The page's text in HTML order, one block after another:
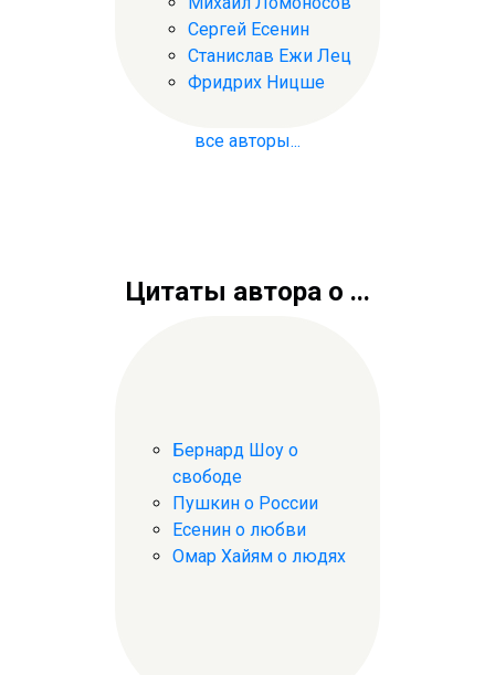
Сергей Есенин
Станислав Ежи Лец
Фридрих Ницше
все авторы...
Цитаты автора о ...
Бернард Шоу о
свободе
Пушкин о России
Есенин о любви
Омар Хайям о людях